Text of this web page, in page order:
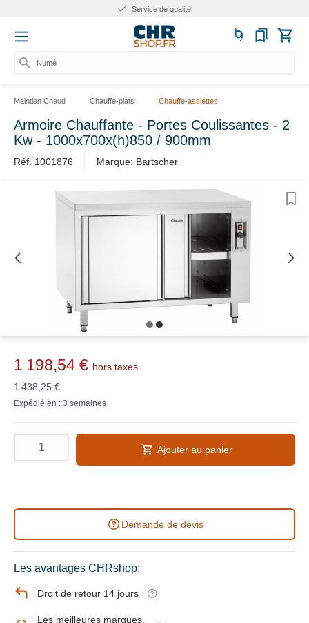
Service de qualité
Numéro
Maintien Chaud Chauffe-plats Chauffe-assiettes
Armoire Chauffante - Portes Coulissantes - 2
Kw - 1000x700x(h)850 / 900mm
Réf. 1001876 Marque: Bartscher
1 198,54 € hors taxes
1 438,25 €
Expédié en : 3 semaines
Ajouter au panier
Demande de devis
Les avantages CHRshop:
Droit de retour 14 jours
Les meilleures marques,